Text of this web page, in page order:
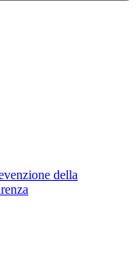
della